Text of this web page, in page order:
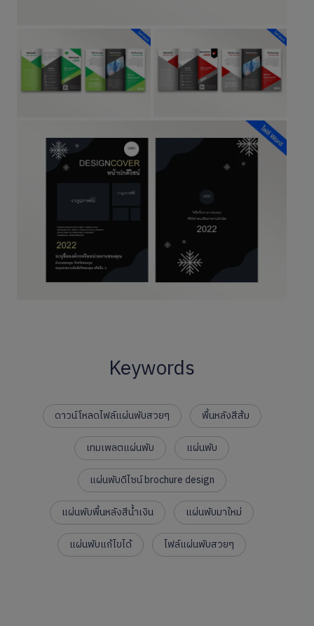
Keywords
ดาวน์โหลดไฟล์แผ่นพับสวยๆ
พื้นหลังสีส้ม
เทมเพลตแผ่นพับ
แผ่นพับ
แผ่นพับดีไซน์ brochure design
แผ่นพับพื้นหลังสีน้ำเงิน
แผ่นพับมาใหม่
แผ่นพับแก้ไขได้
ไฟล์แผ่นพับสวยๆ